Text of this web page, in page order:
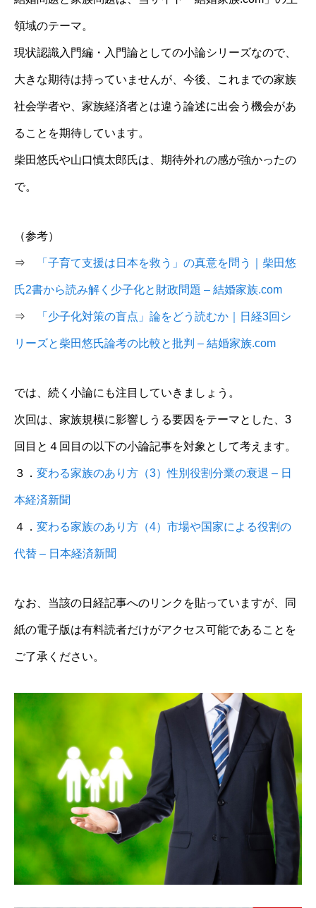
領域のテーマ。
現状認識入門編・入門論としての小論シリーズなので、
大きな期待は持っていませんが、今後、これまでの家族
社会学者や、家族経済者とは違う論述に出会う機会があ
ることを期待しています。
柴田悠氏や山口慎太郎氏は、期待外れの感が強かったの
で。
（参考）
⇒ 「子育て支援は日本を救う」の真意を問う｜柴田悠
氏2書から読み解く少子化と財政問題 – 結婚家族.com
⇒ 「少子化対策の盲点」論をどう読むか｜日経3回シ
リーズと柴田悠氏論考の比較と批判 – 結婚家族.com
では、続く小論にも注目していきましょう。
次回は、家族規模に影響しうる要因をテーマとした、3
回目と４回目の以下の小論記事を対象として考えます。
３． 変わる家族のあり方（3）性別役割分業の衰退 – 日
本経済新聞
４． 変わる家族のあり方（4）市場や国家による役割の
代替 – 日本経済新聞
なお、当該の日経記事へのリンクを貼っていますが、同
紙の電子版は有料読者だけがアクセス可能であることを
ご了承ください。